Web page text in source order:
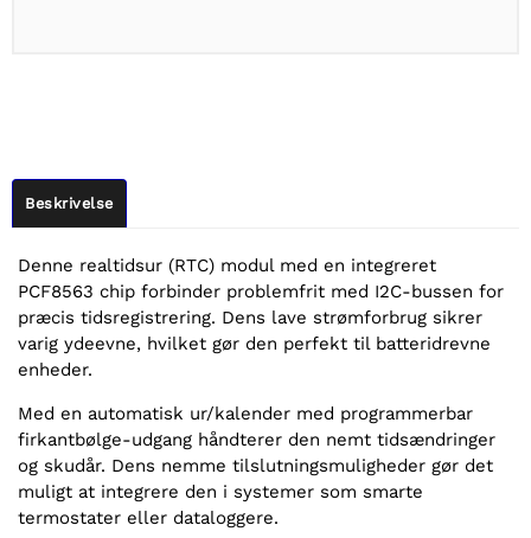
Beskrivelse
Denne realtidsur (RTC) modul med en integreret
PCF8563 chip forbinder problemfrit med I2C-bussen for
præcis tidsregistrering. Dens lave strømforbrug sikrer
varig ydeevne, hvilket gør den perfekt til batteridrevne
enheder.
Med en automatisk ur/kalender med programmerbar
firkantbølge-udgang håndterer den nemt tidsændringer
og skudår. Dens nemme tilslutningsmuligheder gør det
muligt at integrere den i systemer som smarte
termostater eller dataloggere.